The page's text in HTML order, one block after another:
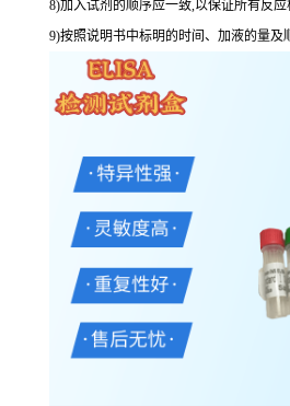
8)加入试剂的顺序应一致,以保证所有反应
9)按照说明书中标明的时间、加液的量及